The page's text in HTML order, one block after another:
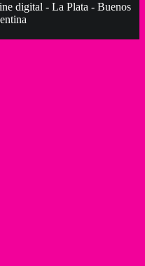
digital - La Plata - Buenos